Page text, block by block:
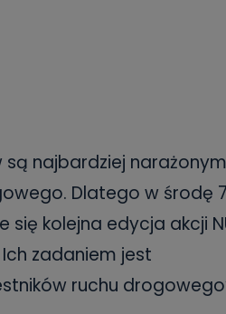
najbardziej
Dlatego w środę 7
kolejna edycja akcji
zadaniem jest
ruchu